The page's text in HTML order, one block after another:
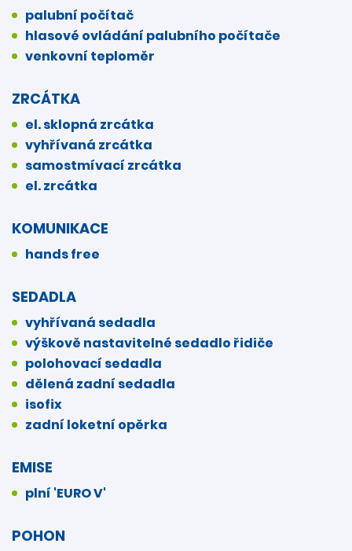
palubní počítač
hlasové ovládání palubního počítače
venkovní teploměr
ZRCÁTKA
el. sklopná zrcátka
vyhřívaná zrcátka
samostmívací zrcátka
el. zrcátka
KOMUNIKACE
hands free
SEDADLA
vyhřívaná sedadla
výškově nastavitelné sedadlo řidiče
polohovací sedadla
dělená zadní sedadla
isofix
zadní loketní opěrka
EMISE
plní 'EURO V'
POHON